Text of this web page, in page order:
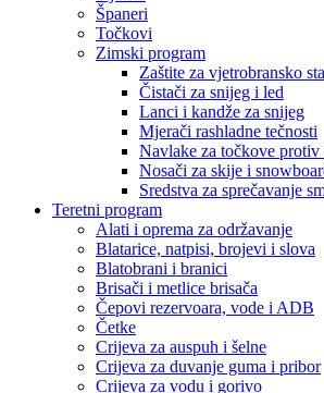
Španeri
Točkovi
Zimski program
Zaštite za vjetrobransko
Čistači za snijeg i led
Lanci i kandže za snijeg
Mjerači rashladne tečnosti
Navlake za točkove protiv
Nosači za skije i
Sredstva za sprečavanje
Teretni program
Alati i oprema za održavanje
Blatarice, natpisi, brojevi i slova
Blatobrani i branici
Brisači i metlice brisača
Čepovi rezervoara, vode i ADB
Četke
Crijeva za auspuh i šelne
Crijeva za duvanje guma i pribor
Crijeva za vodu i gorivo